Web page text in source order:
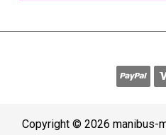
Copyright © 2026 manibus-